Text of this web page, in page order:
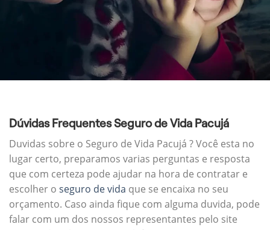
Dúvidas Frequentes Seguro de Vida Pacujá
Duvidas sobre o Seguro de Vida Pacujá ? Você esta no
lugar certo, preparamos varias perguntas e resposta
que com certeza pode ajudar na hora de contratar e
escolher o seguro de vida que se encaixa no seu
orçamento. Caso ainda fique com alguma duvida, pode
falar com um dos nossos representantes pelo site